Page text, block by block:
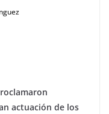
actuación de los